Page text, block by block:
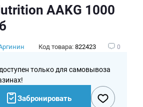
AAKG 1000
Код товара:822423 0
только для самовывоза
Забронировать